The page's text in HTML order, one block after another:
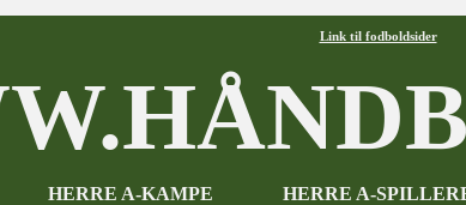
Link til fodboldsider
HERRE A-KAMPE HERRE A-